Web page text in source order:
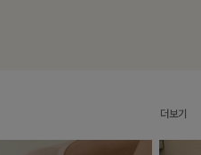
더보기